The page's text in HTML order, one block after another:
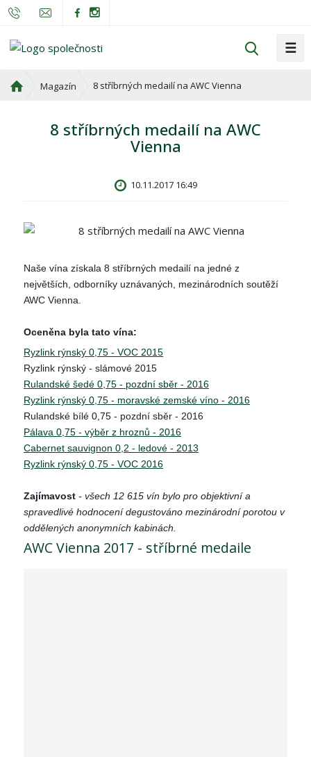
d
☰
v
a
n
Magazín 8 stříbrných medailí na AWC Vienna
8 stříbrných medailí na AWC
Vienna
10.11.2017 16:49
Naše vína získala 8 stříbrných medailí na jedné z
největších, odborníky uznávaných, mezinárodních soutěží
AWC Vienna.
Oceněna byla tato vína:
Ryzlink rýnský 0,75 - VOC 2015
Ryzlink rýnský - slámové 2015
Rulandské šedé 0,75 - pozdní sběr - 2016
Ryzlink rýnský 0,75 - moravské zemské víno - 2016
Rulandské bílé 0,75 - pozdní sběr - 2016
Pálava 0,75 - výběr z hroznů - 2016
Cabernet sauvignon 0,2 - ledové - 2013
Ryzlink rýnský 0,75 - VOC 2016
Zajímavost- všech 12 615 vín bylo pro objektivní a
spravedlivé hodnocení degustováno mezinárodní porotou v
oddělených anonymních kabinách.
AWC Vienna 2017 - stříbrné medaile